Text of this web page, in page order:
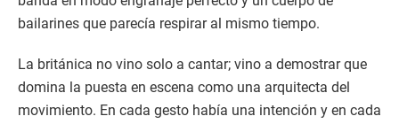
bailarines que parecía respirar al mismo tiempo.
La británica no vino solo a cantar; vino a demostrar que
domina la puesta en escena como una arquitecta del
movimiento. En cada gesto había una intención y en cada